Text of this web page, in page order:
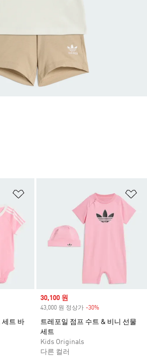
세트 바
Sale price
30,100 원
43,000 원 정상가 -30%
트레포일 점프 수트 & 비니 선물
세트
Kids Originals
다른 컬러